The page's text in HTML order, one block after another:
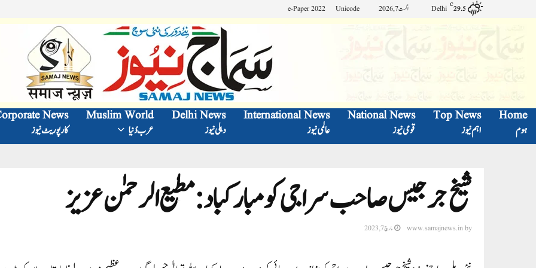
29.5
C
Delhi اگست 7, 2026 Unicode
e-Paper 2022
Home
ہوم
Top News
اہم نیوز
National News
قومی نیوز
International News
عالمی نیوز
Delhi News
دہلی نیوز
Muslim World
عرب دُنیا
News
کارپوریٹ نیوز
شیخ جرجیس صاحب سراجی کو مبارکباد: مطیع الرحمٰن عزیز
by
www.samajnews.in مارچ 7, 2023